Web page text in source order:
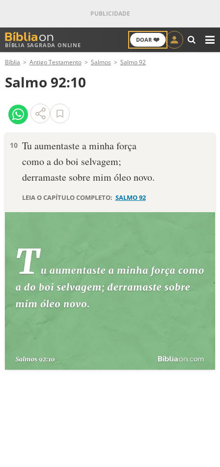
BÍBLIA SAGRADA ONLINE
DOAR ❤️
ANTIGO TESTAMENTO
NOVO TESTAMENTO
VERSÍCULOS
PALAVRA DO DIA
DEVOCIONAL DIÁRIO
ESTUDOS BÍBLICOS
ESBOÇOS DE PREGAÇÃO
TERMO BÍBLICO
Bíblia Antigo Testamento Salmos Salmo 92
Salmo 92:10
10 Tu aumentaste a minha força
como a do boi selvagem;
derramaste sobre mim óleo novo.
LEIA O CAPÍTULO COMPLETO: SALMO 92